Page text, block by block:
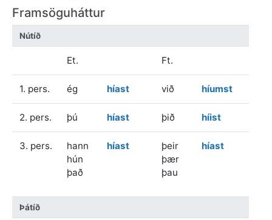
Framsöguháttur
Nútíð
Et. Ft.
1. pers. ég híast við híumst
2. pers. þú híast þið híist
3. pers.
hann
hún
það
híast
þeir
þær
þau
híast
Þátíð